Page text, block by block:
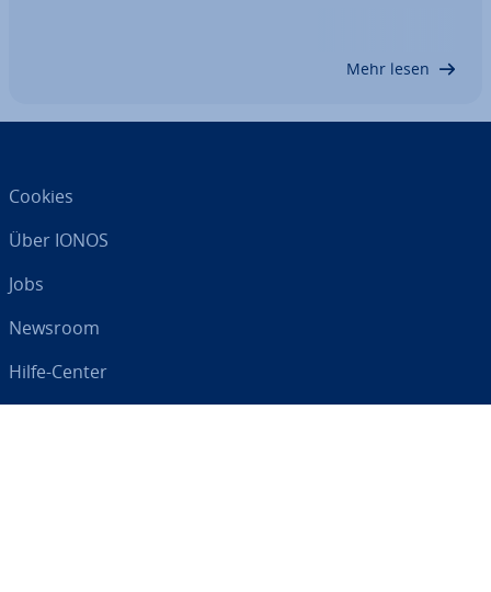
Mehr lesen
Cookies
Über IONOS
Jobs
Newsroom
Hilfe-Center